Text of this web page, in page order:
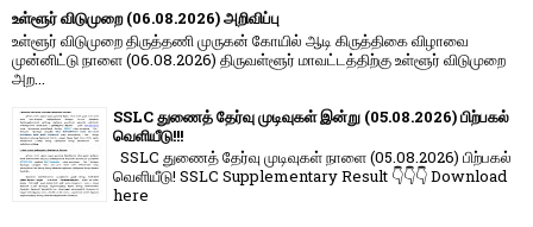
உள்ளூர் விடுமுறை (06.08.2026) அறிவிப்பு
உள்ளூர் விடுமுறை திருத்தணி முருகன் கோயில் ஆடி கிருத்திகை விழாவை
முன்னிட்டு நாளை (06.08.2026) திருவள்ளூர் மாவட்டத்திற்கு உள்ளூர் விடுமுறை
அற...
SSLC துணைத் தேர்வு முடிவுகள் இன்று (05.08.2026) பிற்பகல்
வெளியீடு!!!
SSLC துணைத் தேர்வு முடிவுகள் நாளை (05.08.2026) பிற்பகல்
வெளியீடு! SSLC Supplementary Result 👇👇👇 Download
here